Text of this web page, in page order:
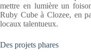
mettre en lumière un
Ruby Cube à Clozee, en
locaux talentueux.
Des projets phares